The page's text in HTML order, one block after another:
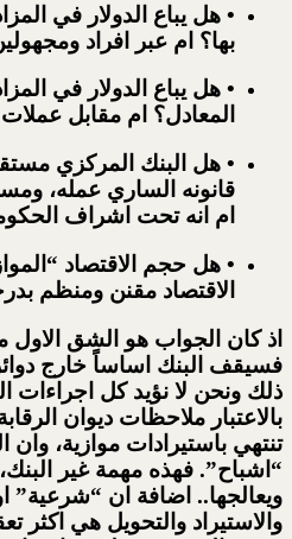
• هل يباع الدولار في
بها؟ ام عبر افراد
• هل يباع الدولار في
المعادل؟ ام مقابل
• هل البنك المركزي
قانونه الساري عمله،
ام انه تحت اشراف
• هل حجم الاقتصاد
الاقتصاد مقنن ومنظم
اذ كان الجواب هو الشق الاول
فسيقف البنك اساساً خارج
ذلك ونحن لا نؤيد كل اجراءات
بالاعتبار ملاحظات ديوان
تنتهي باستيرادات موازية،
“اشباح”. فهذه مهمة غير
ويعالجها.. اضافة ان “شرعية”
والاستيراد والتحويل هي اكثر